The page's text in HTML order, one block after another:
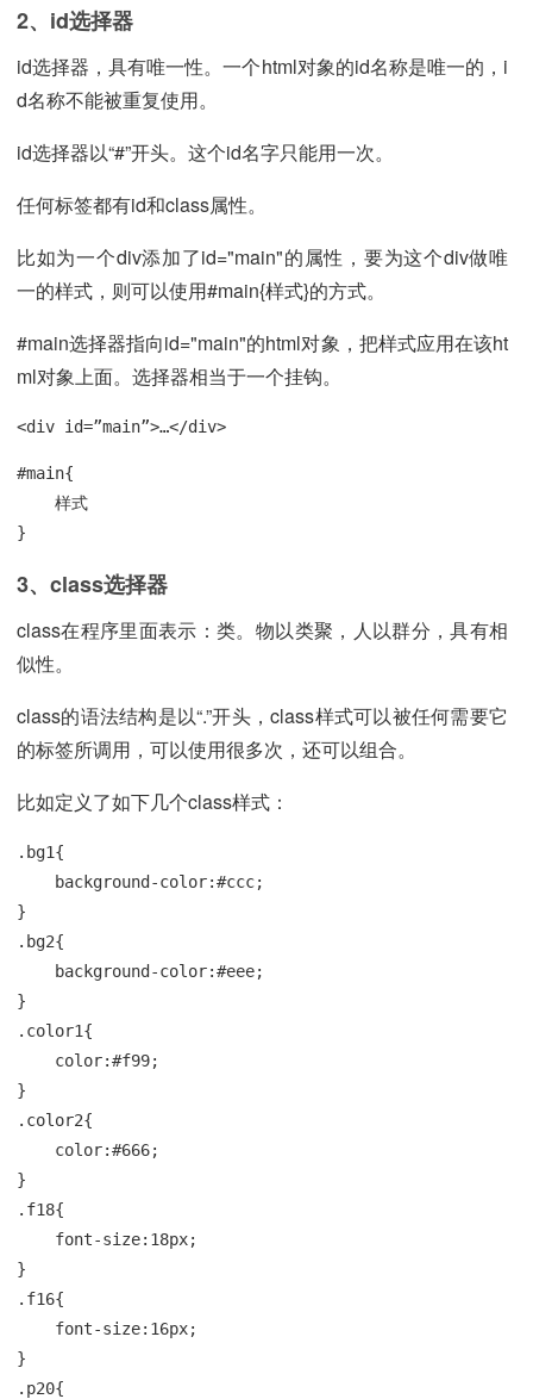
2、id选择器
id选择器，具有唯一性。一个html对象的id名称是唯一的，i
d名称不能被重复使用。
id选择器以“#”开头。这个id名字只能用一次。
任何标签都有id和class属性。
比如为一个div添加了id="main"的属性，要为这个div做唯
一的样式，则可以使用#main{样式}的方式。
#main选择器指向id="main"的html对象，把样式应用在该ht
ml对象上面。选择器相当于一个挂钩。
<div id=”main”>…</div>
#main{
样式
}
3、class选择器
class在程序里面表示：类。物以类聚，人以群分，具有相
似性。
class的语法结构是以“.”开头，class样式可以被任何需要它
的标签所调用，可以使用很多次，还可以组合。
比如定义了如下几个class样式：
.bg1{
background-color:#ccc;
}
.bg2{
background-color:#eee;
}
.color1{
color:#f99;
}
.color2{
color:#666;
}
.f18{
font-size:18px;
}
.f16{
font-size:16px;
}
.p20{